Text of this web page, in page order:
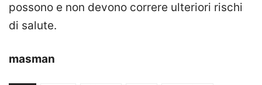
possono e non devono correre ulteriori rischi
di salute.
masman